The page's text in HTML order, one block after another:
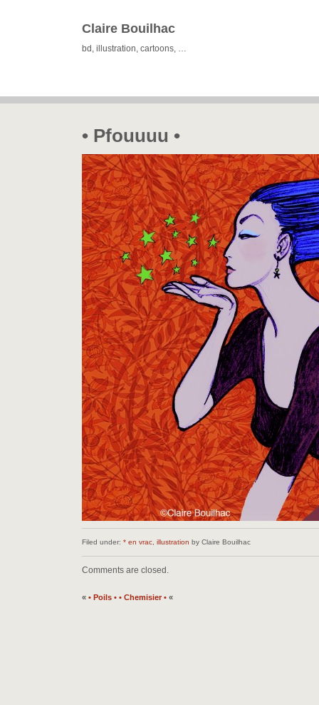
Claire Bouilhac
bd, illustration, cartoons, …
• Pfouuuu •
Filed under: * en vrac illustration by Claire Bouilhac
Comments are closed.
« • Poils • • Chemisier • «